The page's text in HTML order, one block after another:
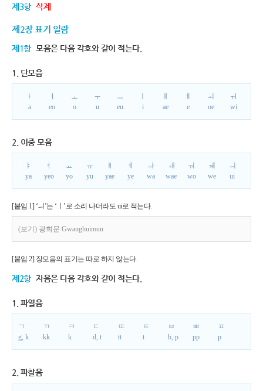
제3항 삭제
제2장 표기 일람
제1항 모음은 다음 각호와 같이 적는다.
1. 단모음
ㅏ
a
ㅓ
eo
ㅗ
o
ㅜ
u
ㅡ
eu
i
ㅐ
ae
ㅔ
e
ㅚ
oe
ㅟ
wi
2. 이중 모음
ㅑ
ya
ㅕ
yeo
ㅛ
yo
ㅠ
yu
ㅒ
yae
ㅖ
ye
ㅘ
wa
ㅙ
wae
ㅝ
wo
ㅞ
we
ㅢ
ui
[붙임 1] ‘ㅢ’는 ‘ㅣ’로 소리 나더라도 ui로 적는다.
(보기) 광희문 Gwanghuimun
[붙임 2] 장모음의 표기는 따로 하지 않는다.
제2항 자음은 다음 각호와 같이 적는다.
1. 파열음
ㄱ
g, k
ㄲ
kk
ㅋ
k
ㄷ
d, t
ㄸ
tt
ㅌ
t
ㅂ
b, p
ㅃ
pp
ㅍ
p
2. 파찰음